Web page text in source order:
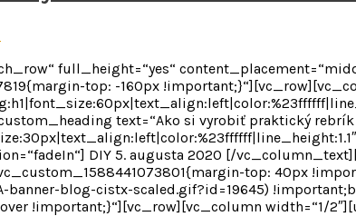
full_height=“yes“
top: -160px
text=“Ako si vyrobiť praktický rebrík
DIY 5. augusta 2020 [/
top: 40px
blog-cistx-scaled.gif?id=19645)
!important;}“][vc_row][vc_column width=“1/